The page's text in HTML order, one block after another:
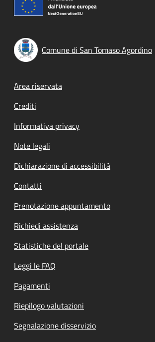
Comune di San Tomaso Agordino
Footer menu
Area riservata
Crediti
Informativa privacy
Note legali
Dichiarazione di accessibilità
Contatti
Prenotazione appuntamento
Richiedi assistenza
Statistiche del portale
Leggi le FAQ
Pagamenti
Riepilogo valutazioni
Segnalazione disservizio